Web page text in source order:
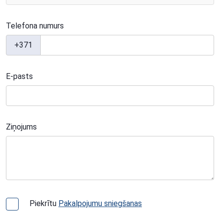
Telefona numurs
+371
E-pasts
Ziņojums
Piekrītu Pakalpojumu sniegšanas